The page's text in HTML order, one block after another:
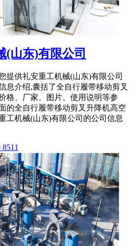
(山东)有限公司
提供礼安重工机械(山东)有限公司
息介绍,囊括了全自行履带移动剪叉
格、厂家、图片、使用说明等参
的全自行履带移动剪叉升降机高空
工机械(山东)有限公司的公司信息